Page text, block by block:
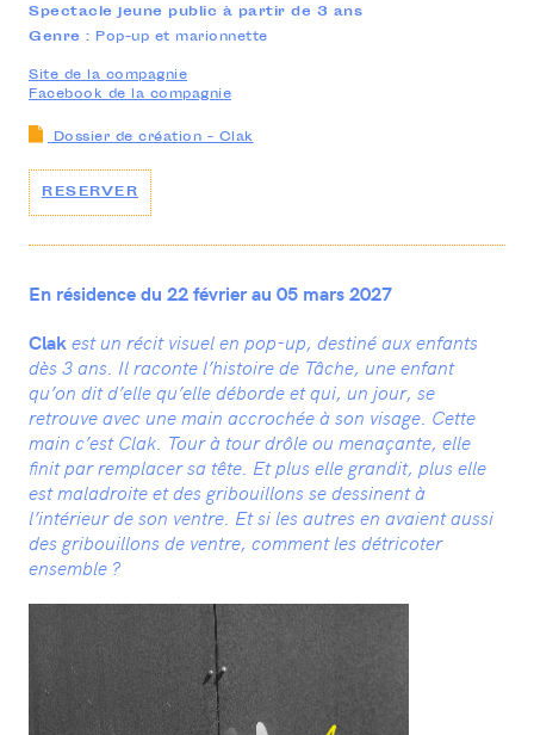
—
CONTACTEZ-NOUS
INFOS PRATIQUES
Spectacle jeune public à partir de 3 ans
Genre : Pop-up et marionnette
Site de la compagnie
Facebook de la compagnie
Dossier de création - Clak
RESERVER
En résidence du 22 février au 05 mars 2027
Clak est un récit visuel en pop-up, destiné aux enfants
dès 3 ans. Il raconte l’histoire de Tâche, une enfant
qu’on dit d’elle qu’elle déborde et qui, un jour, se
retrouve avec une main accrochée à son visage. Cette
main c’est Clak. Tour à tour drôle ou menaçante, elle
finit par remplacer sa tête. Et plus elle grandit, plus elle
est maladroite et des gribouillons se dessinent à
l’intérieur de son ventre. Et si les autres en avaient aussi
des gribouillons de ventre, comment les détricoter
ensemble ?